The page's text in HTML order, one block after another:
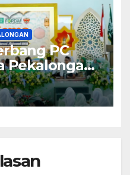
PC
Pekalongan
Sholawat